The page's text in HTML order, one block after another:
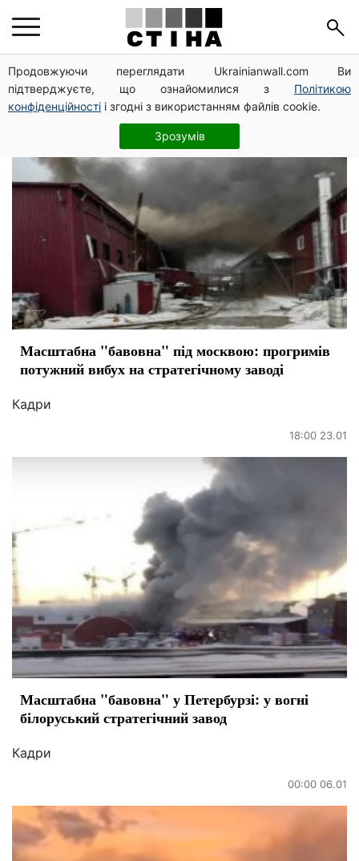
Продовжуючи переглядати Ukrainianwall.com Ви
підтверджуєте, що ознайомилися з Політикою
конфіденційності і згодні з використанням файлів cookie.
Зрозумів
завод
Масштабна "бавовна" під москвою: прогримів
потужний вибух на стратегічному заводі
Кадри
18:00 23.01
Масштабна "бавовна" у Петербурзі: у вогні
білоруський стратегічний завод
Кадри
00:00 06.01